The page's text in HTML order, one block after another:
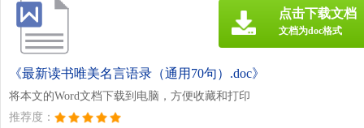
《最新读书唯美名言语录（通用70句）.doc》
将本文的Word文档下载到电脑，方便收藏和打印
推荐度：
点击下载文档
文档为doc格式